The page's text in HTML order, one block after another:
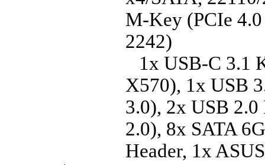
M-Key (PCIe
2242)
1x USB-C 3.1
X570), 1x USB
3.0), 2x USB
2.0), 8x SATA
Header, 1x